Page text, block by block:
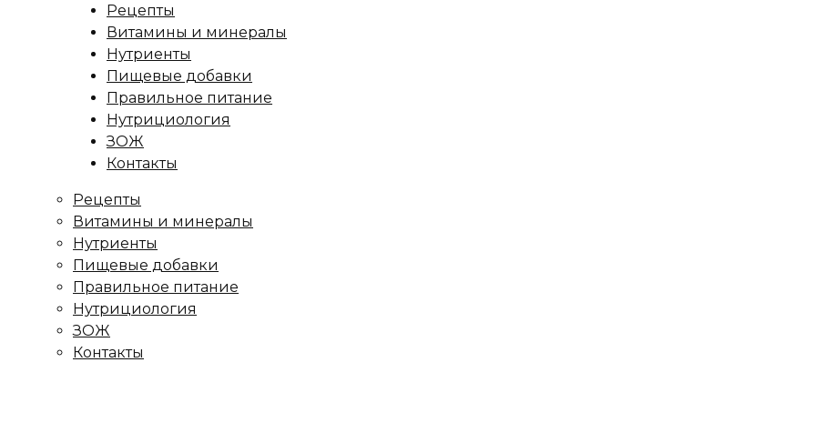
Рецепты
Витамины и минералы
Нутриенты
Пищевые добавки
Правильное питание
Нутрициология
ЗОЖ
Контакты
Рецепты
Витамины и минералы
Нутриенты
Пищевые добавки
Правильное питание
Нутрициология
ЗОЖ
Контакты